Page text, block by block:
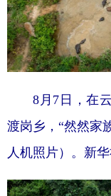
8月7日，在云
渡岗乡，“然然家
人机照片）。 新